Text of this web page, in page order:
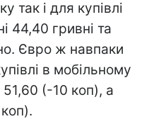
так і для купівлі
44,40 гривні та
Євро ж навпаки
в мобільному
51,60 (-10 коп), а